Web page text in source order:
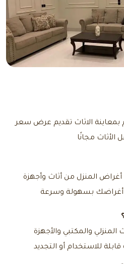
الاثاث تقديم عرض سعر
الأثاث مجانًا
المنزل من أثاث وأجهزة
أغراضك بسهولة وسرعة
والمكتبي والأجهزة
للاستخدام أو التجديد